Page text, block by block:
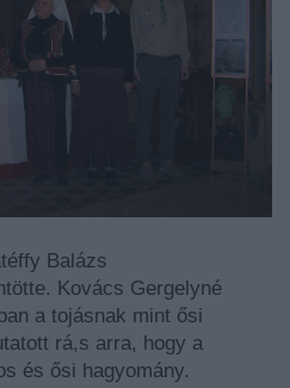
Balázs
Kovács Gergelyné
a tojásnak mint ősi
rá,s arra, hogy a
és ősi hagyomány.